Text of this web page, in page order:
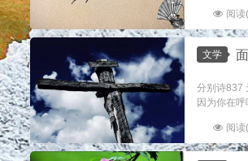
阅
文学
分别诗837
因为你在
阅